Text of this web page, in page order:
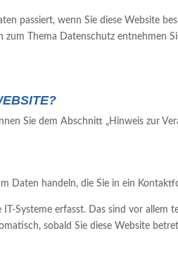
passiert, wenn Sie diese Website
Thema Datenschutz entnehmen
Sie dem Abschnitt „Hinweis zur
Daten handeln, die Sie in ein
Systeme erfasst. Das sind vor allem
sobald Sie diese Website